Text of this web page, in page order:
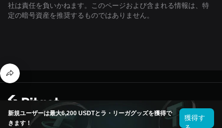
社は責任を負いかねます。このページおよび含まれる情報は、特
定の暗号資産を推奨するものではありません。
新規ユーザーは最大6,200 USDTとラ・リーガグッズを獲得で
きます！
獲得す
© 2026 Bitget